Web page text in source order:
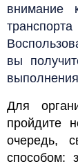
внимание
вы
Для
пройдите
очередь,
способом: